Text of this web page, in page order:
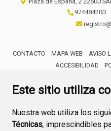
Este sitio utiliza
Nuestra web utiliza los
Técnicas, imprescindibles
974484200
CONTACTO MAPA WEB AVISO
ACCESIBILIDAD